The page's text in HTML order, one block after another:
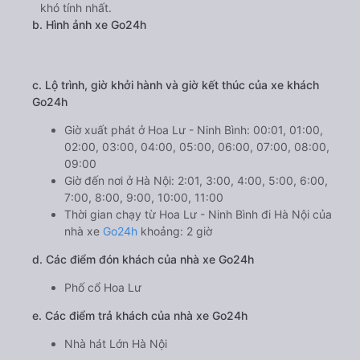
khó tính nhất.
b. Hình ảnh xe Go24h
c. Lộ trình, giờ khởi hành và giờ kết thúc của xe khách
Go24h
Giờ xuất phát ở Hoa Lư - Ninh Bình: 00:01, 01:00,
02:00, 03:00, 04:00, 05:00, 06:00, 07:00, 08:00,
09:00
Giờ đến nơi ở Hà Nội: 2:01, 3:00, 4:00, 5:00, 6:00,
7:00, 8:00, 9:00, 10:00, 11:00
Thời gian chạy từ Hoa Lư - Ninh Bình đi Hà Nội của
nhà xe Go24h khoảng: 2 giờ
d. Các điểm đón khách của nhà xe Go24h
Phố cổ Hoa Lư
e. Các điểm trả khách của nhà xe Go24h
Nhà hát Lớn Hà Nội